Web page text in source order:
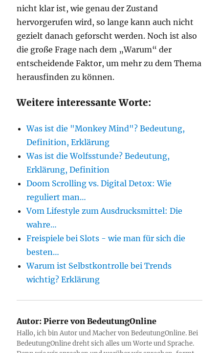
nicht klar ist, wie genau der Zustand
hervorgerufen wird, so lange kann auch nicht
gezielt danach geforscht werden. Noch ist also
die große Frage nach dem „Warum“ der
entscheidende Faktor, um mehr zu dem Thema
herausfinden zu können.
Weitere interessante Worte:
Was ist die "Monkey Mind"? Bedeutung,
Definition, Erklärung
Was ist die Wolfsstunde? Bedeutung,
Erklärung, Definition
Doom Scrolling vs. Digital Detox: Wie
reguliert man…
Vom Lifestyle zum Ausdrucksmittel: Die
wahre…
Freispiele bei Slots - wie man für sich die
besten…
Warum ist Selbstkontrolle bei Trends
wichtig? Erklärung
Autor: Pierre von BedeutungOnline
Hallo, ich bin Autor und Macher von BedeutungOnline. Bei
BedeutungOnline dreht sich alles um Worte und Sprache.